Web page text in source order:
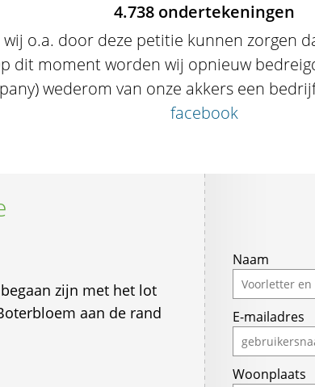
4.738 ondertekeningen
wij o.a. door deze petitie kunnen zorgen
dit moment worden wij opnieuw
wederom van onze akkers een
facebook
zijn met het lot
aan de rand
Naam
E-mailadres
Woonplaats